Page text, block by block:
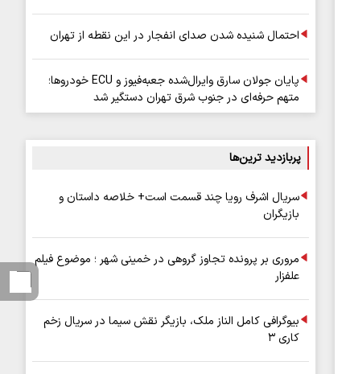
احتمال شنیده شدن صدای انفجار در این نقطه از تهران
پایان جولان سارق وایرال‌شده جعبه‌فیوز و ECU خودروها؛
متهم حرفه‌ای در جنوب شرق تهران دستگیر شد
پربازدید ترین‌ها
سریال اشرف رویا چند قسمت است+ خلاصه داستان و
بازیگران
مروری بر پرونده تجاوز گروهی در خمینی شهر ؛ موضوع فیلم
علفزار
بیوگرافی کامل الناز ملک، بازیگر نقش سیما در سریال زخم
کاری ۳